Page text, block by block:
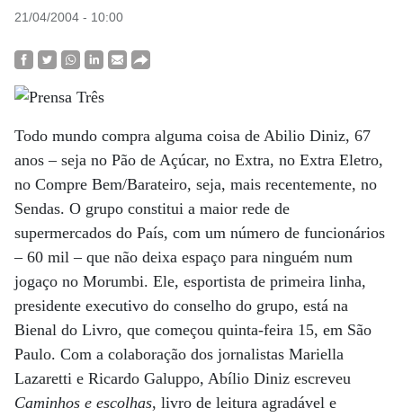
21/04/2004 - 10:00
Todo mundo compra alguma coisa de Abilio Diniz, 67
anos – seja no Pão de Açúcar, no Extra, no Extra Eletro,
no Compre Bem/Barateiro, seja, mais recentemente, no
Sendas. O grupo constitui a maior rede de
supermercados do País, com um número de funcionários
– 60 mil – que não deixa espaço para ninguém num
jogaço no Morumbi. Ele, esportista de primeira linha,
presidente executivo do conselho do grupo, está na
Bienal do Livro, que começou quinta-feira 15, em São
Paulo. Com a colaboração dos jornalistas Mariella
Lazaretti e Ricardo Galuppo, Abílio Diniz escreveu
Caminhos e escolhas, livro de leitura agradável e